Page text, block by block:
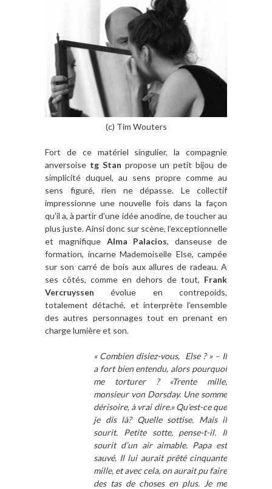
(c) Tim Wouters
Fort de ce matériel singulier, la compagnie
anversoise tgStan propose un petit bijou de
simplicité duquel, au sens propre comme au
sens figuré, rien ne dépasse. Le collectif
impressionne une nouvelle fois dans la façon
qu’il a, à partir d’une idée anodine, de toucher au
plus juste. Ainsi donc sur scène, l’exceptionnelle
et magnifique Alma Palacios, danseuse de
formation, incarne Mademoiselle Else, campée
sur son carré de bois aux allures de radeau. A
ses côtés, comme en dehors de tout, Frank
Vercruyssen évolue en contrepoids,
totalement détaché, et interprète l’ensemble
des autres personnages tout en prenant en
charge lumière et son.
« Combien disiez-vous, Else ? » – Il
a fort bien entendu, alors pourquoi
me torturer ? «Trente mille,
monsieur von Dorsday. Une somme
dérisoire, à vrai dire.» Qu’est-ce que
je dis là? Quelle sottise. Mais il
sourit. Petite sotte, pense-t-il. Il
sourit d’un air aimable. Papa est
sauvé. Il lui aurait prêté cinquante
mille, et avec cela, on aurait pu faire
des tas de choses en plus. Je me